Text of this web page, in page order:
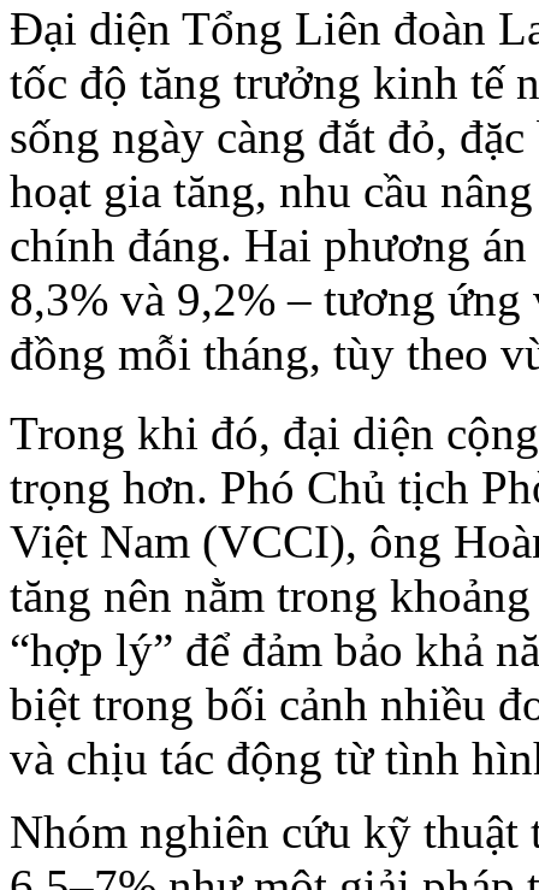
Đại diện Tổng Liên đoàn
tốc độ tăng trưởng kinh tế
sống ngày càng đắt đỏ,
hoạt gia tăng, nhu cầu
chính đáng. Hai phương
8,3% và 9,2% – tương
đồng mỗi tháng, tùy theo
Trong khi đó, đại diện
trọng hơn. Phó Chủ tịch
Việt Nam (VCCI), ông
tăng nên nằm trong
“hợp lý” để đảm bảo khả
biệt trong bối cảnh nhiều
và chịu tác động từ tình
Nhóm nghiên cứu kỹ thuật